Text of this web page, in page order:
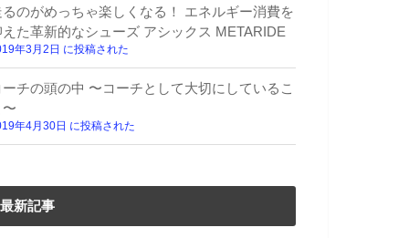
るのがめっちゃ楽しくなる！ エネルギー消費を
えた革新的なシューズ アシックス METARIDE
年3月2日 に投稿された
ーチの頭の中 〜コーチとして大切にしているこ
〜
年4月30日 に投稿された
最新記事